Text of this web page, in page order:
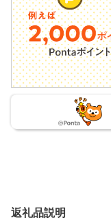
返礼品説明